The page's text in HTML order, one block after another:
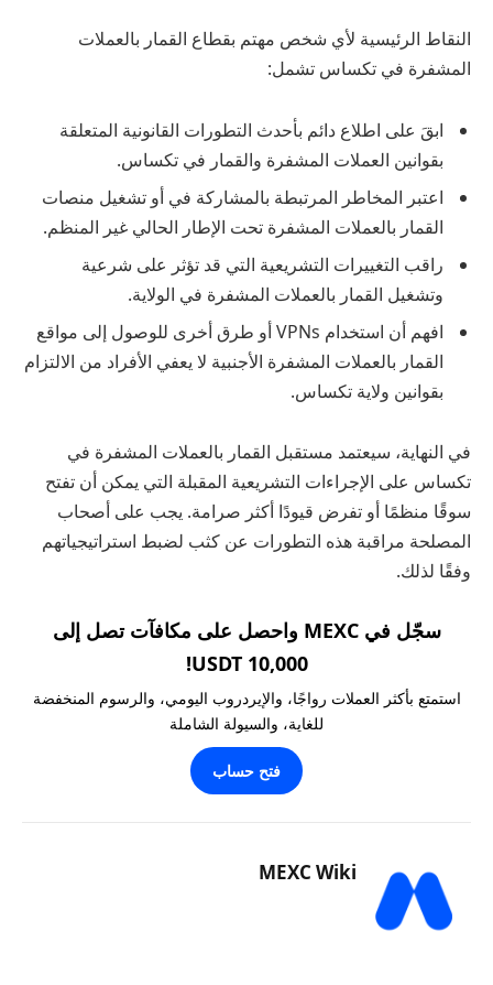
النقاط الرئيسية لأي شخص مهتم بقطاع القمار بالعملات
المشفرة في تكساس تشمل:
ابقَ على اطلاع دائم بأحدث التطورات القانونية المتعلقة
بقوانين العملات المشفرة والقمار في تكساس.
اعتبر المخاطر المرتبطة بالمشاركة في أو تشغيل منصات
القمار بالعملات المشفرة تحت الإطار الحالي غير المنظم.
راقب التغييرات التشريعية التي قد تؤثر على شرعية
وتشغيل القمار بالعملات المشفرة في الولاية.
افهم أن استخدام VPNs أو طرق أخرى للوصول إلى مواقع
القمار بالعملات المشفرة الأجنبية لا يعفي الأفراد من الالتزام
بقوانين ولاية تكساس.
في النهاية، سيعتمد مستقبل القمار بالعملات المشفرة في
تكساس على الإجراءات التشريعية المقبلة التي يمكن أن تفتح
سوقًا منظمًا أو تفرض قيودًا أكثر صرامة. يجب على أصحاب
المصلحة مراقبة هذه التطورات عن كثب لضبط استراتيجياتهم
وفقًا لذلك.
سجّل في MEXC واحصل على مكافآت تصل إلى
10,000 USDT!
استمتع بأكثر العملات رواجًا، والإيردروب اليومي، والرسوم المنخفضة
للغاية، والسيولة الشاملة
فتح حساب
MEXC Wiki